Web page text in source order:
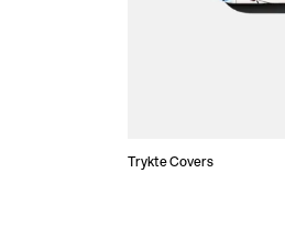
Trykte Covers